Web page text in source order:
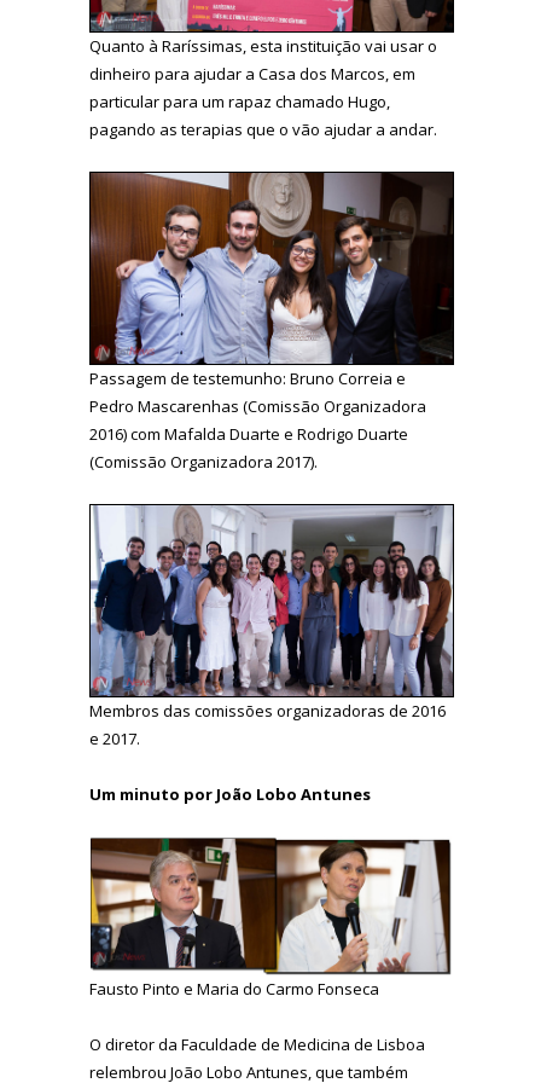
Quanto à Raríssimas, esta instituição vai usar o
dinheiro para ajudar a Casa dos Marcos, em
particular para um rapaz chamado Hugo,
pagando as terapias que o vão ajudar a andar.
Passagem de testemunho: Bruno Correia e
Pedro Mascarenhas (Comissão Organizadora
2016) com Mafalda Duarte e Rodrigo Duarte
(Comissão Organizadora 2017).
Membros das comissões organizadoras de 2016
e 2017.
Um minuto por João Lobo Antunes
Fausto Pinto e Maria do Carmo Fonseca
O diretor da Faculdade de Medicina de Lisboa
relembrou João Lobo Antunes, que também